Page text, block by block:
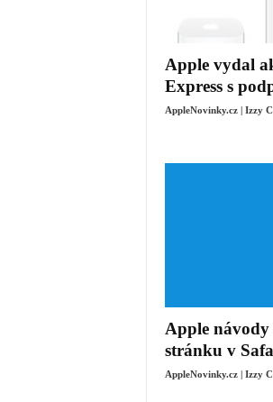
Apple vydal
Express s
AppleNovinky.cz | Izzy
Apple
stránku v
AppleNovinky.cz | Izzy